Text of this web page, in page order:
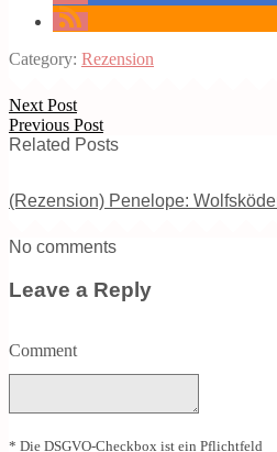
Category: Rezension
Next Post
Previous Post
Related Posts
(Rezension) Penelope:
No comments
Leave a Reply
Comment
* Die DSGVO-Checkbox ist ein Pflichtfeld